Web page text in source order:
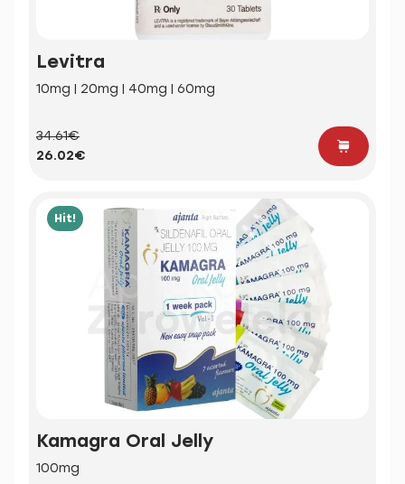
Levitra
10mg | 20mg | 40mg | 60mg
34.61€
26.02€
Hit!
Kamagra Oral Jelly
100mg